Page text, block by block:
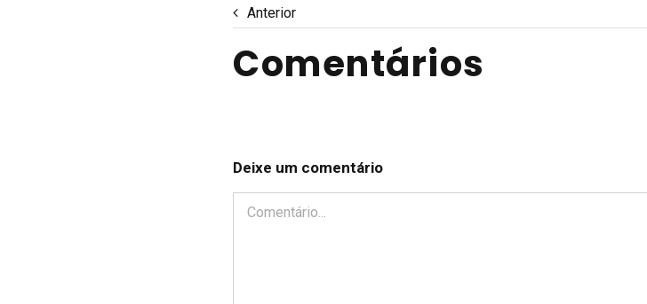
Anterior
Comentários
Deixe um comentário
Comentário